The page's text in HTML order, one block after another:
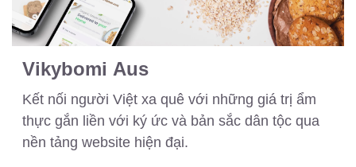
Vikybomi Aus
Kết nối người Việt xa quê với những giá trị ẩm
thực gắn liền với ký ức và bản sắc dân tộc qua
nền tảng website hiện đại.